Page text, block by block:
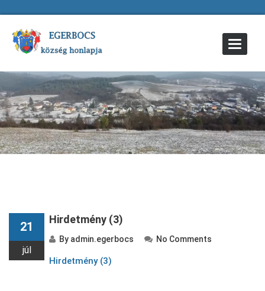
Toggle
21
júl
Hirdetmény (3)
By admin.egerbocs No Comments
Hirdetmény (3)